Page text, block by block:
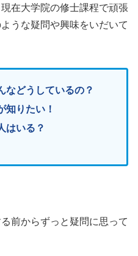
在大学院の修士課程で頑張
うな疑問や興味をいだいて
などうしているの？
知りたい！
はいる？
前からずっと疑問に思って